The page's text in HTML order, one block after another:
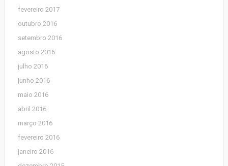
fevereiro 2017
outubro 2016
setembro 2016
agosto 2016
julho 2016
junho 2016
maio 2016
abril 2016
março 2016
fevereiro 2016
janeiro 2016